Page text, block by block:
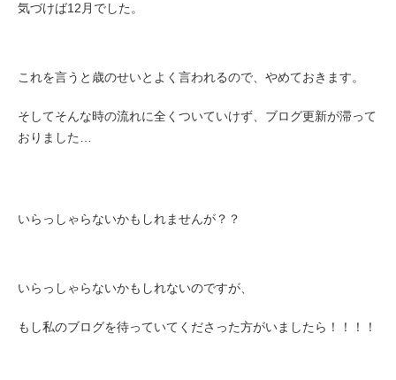
気づけば12月でした。
これを言うと歳のせいとよく言われるので、やめておきます。
そしてそんな時の流れに全くついていけず、ブログ更新が滞って
おりました…
いらっしゃらないかもしれませんが？？
いらっしゃらないかもしれないのですが、
もし私のブログを待っていてくださった方がいましたら！！！！